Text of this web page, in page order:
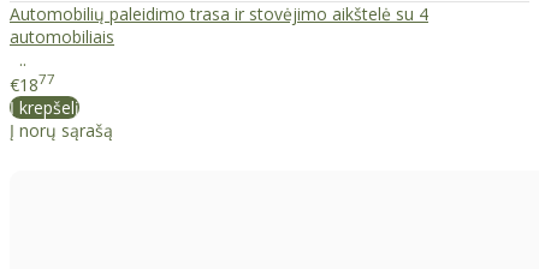
Automobilių paleidimo trasa ir stovėjimo aikštelė su 4
automobiliais
..
€1877
Į krepšelį
Į norų sąrašą